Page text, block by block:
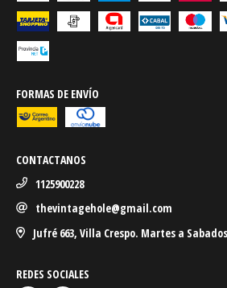
FORMAS DE ENVÍO
CONTACTANOS
1125900228
thevintagehole@gmail.com
Jufré 663, Villa Crespo. Martes a
REDES SOCIALES